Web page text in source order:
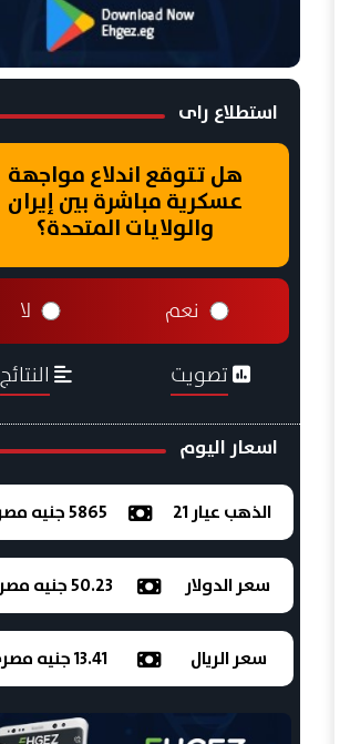
استطلاع راى
هل تتوقع اندلاع مواجهة
عسكرية مباشرة بين إيران
والولايات المتحدة؟
نعم لا
تصويت النتائج
اسعار اليوم
الذهب عيار 21 5865 جنيه مصري
سعر الدولار 50.23 جنيه مصري
سعر الريال 13.41 جنيه مصري